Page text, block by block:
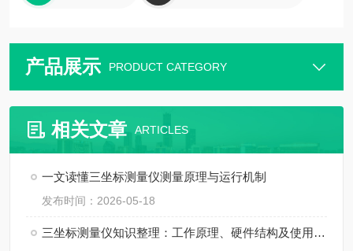
产品展示 PRODUCT CATEGORY
相关文章 ARTICLES
一文读懂三坐标测量仪测量原理与运行机制
发布时间：2026-05-18
三坐标测量仪知识整理：工作原理、硬件结构及使用规范